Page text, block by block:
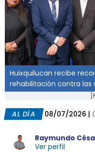
Huixquilucan recibe
rehabilitación contra las
AL DÍA 08/07/2026 |
Raymundo
Ver perfil